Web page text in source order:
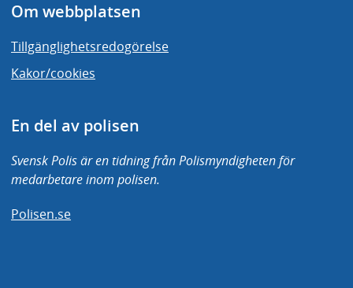
Om webbplatsen
Tillgänglighetsredogörelse
Kakor/cookies
En del av polisen
Svensk Polis är en tidning från Polismyndigheten för
medarbetare inom polisen.
Polisen.se